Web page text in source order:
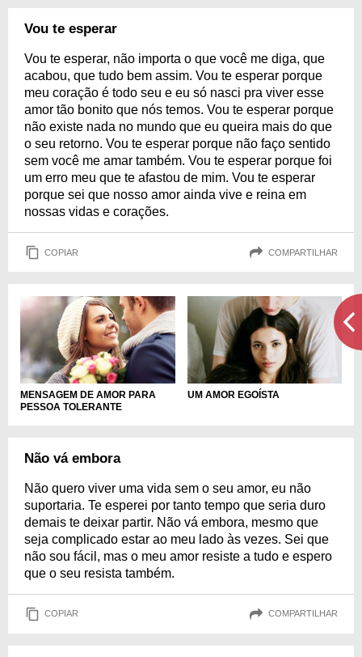
Vou te esperar
Vou te esperar, não importa o que você me diga, que
acabou, que tudo bem assim. Vou te esperar porque
meu coração é todo seu e eu só nasci pra viver esse
amor tão bonito que nós temos. Vou te esperar porque
não existe nada no mundo que eu queira mais do que
o seu retorno. Vou te esperar porque não faço sentido
sem você me amar também. Vou te esperar porque foi
um erro meu que te afastou de mim. Vou te esperar
porque sei que nosso amor ainda vive e reina em
nossas vidas e corações.
COPIAR COMPARTILHAR
MENSAGEM DE AMOR PARA
PESSOA TOLERANTE
UM AMOR EGOÍSTA
Não vá embora
Não quero viver uma vida sem o seu amor, eu não
suportaria. Te esperei por tanto tempo que seria duro
demais te deixar partir. Não vá embora, mesmo que
seja complicado estar ao meu lado às vezes. Sei que
não sou fácil, mas o meu amor resiste a tudo e espero
que o seu resista também.
COPIAR COMPARTILHAR